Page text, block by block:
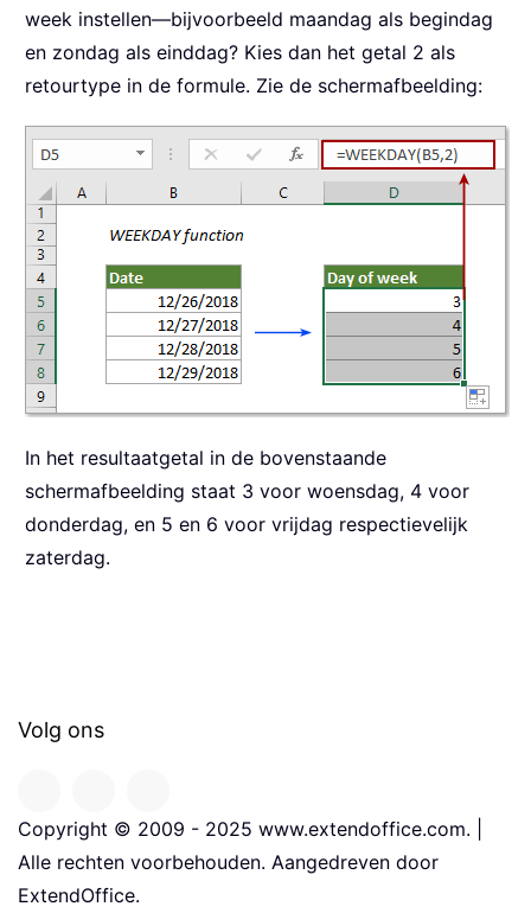
week instellen—bijvoorbeeld maandag als begindag
en zondag als einddag? Kies dan het getal 2 als
retourtype in de formule. Zie de schermafbeelding:
In het resultaatgetal in de bovenstaande
schermafbeelding staat 3 voor woensdag, 4 voor
donderdag, en 5 en 6 voor vrijdag respectievelijk
zaterdag.
Volg ons
Copyright © 2009 - 2025 www.extendoffice.com. |
Alle rechten voorbehouden. Aangedreven door
ExtendOffice.